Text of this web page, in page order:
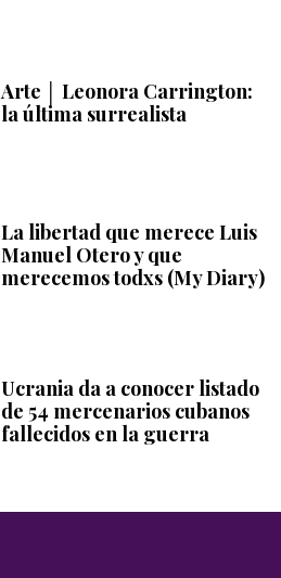
Arte │ Leonora Carrington:
la última surrealista
La libertad que merece Luis
Manuel Otero y que
merecemos todxs (My Diary)
Ucrania da a conocer listado
de 54 mercenarios cubanos
fallecidos en la guerra